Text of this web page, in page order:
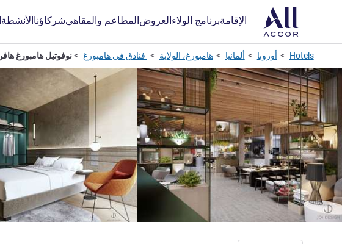
الإقامةبرنامج الولاءالعروضالمطاعم والمقاهيشركاؤناالأنشطة
Hotels أوروبا ألمانيا هامبورغ، الولاية فنادق في هامبورغ نوفوتيل هامبورغ